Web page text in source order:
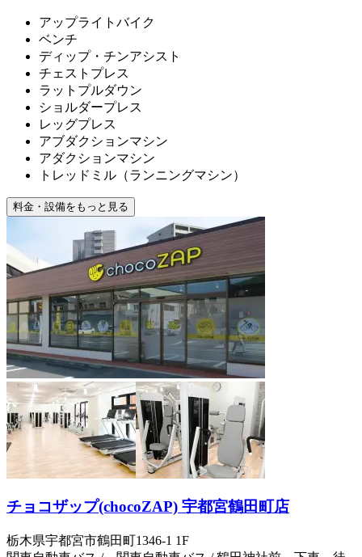
アップライトバイク
ベンチ
ディップ・チンアシスト
チェストプレス
ラットプルダウン
ショルダープレス
レッグプレス
アブダクションマシン
アダクションマシン
トレッドミル（ランニングマシン）
料金・設備をもっと見る
チョコザップ(chocoZAP) 宇都宮鶴田町店
栃木県宇都宮市鶴田町1346-1 1F